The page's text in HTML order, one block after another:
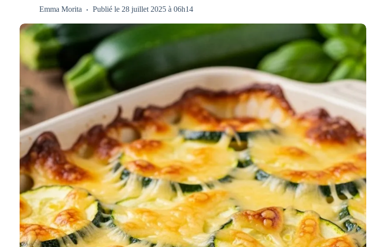
Emma Morita Publié le 28 juillet 2025 à 06h14